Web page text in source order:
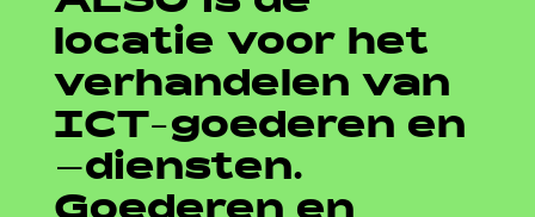
locatie voor het
verhandelen van
ICT-goederen en
–diensten.